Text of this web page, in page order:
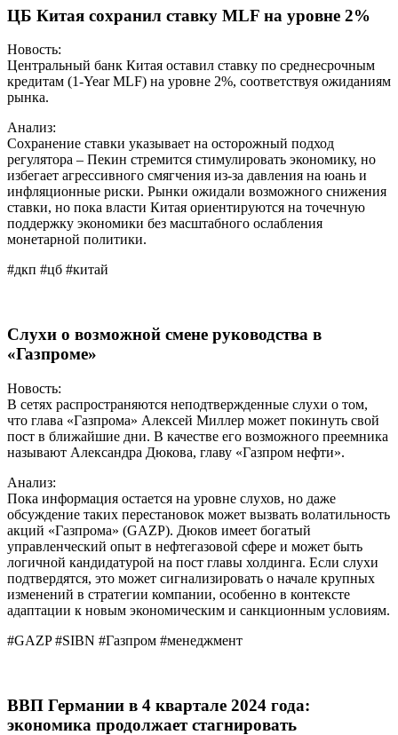
ЦБ Китая сохранил ставку MLF на уровне 2%
Новость:
Центральный банк Китая оставил ставку по среднесрочным
кредитам (1-Year MLF) на уровне 2%, соответствуя ожиданиям
рынка.
Анализ:
Сохранение ставки указывает на осторожный подход
регулятора – Пекин стремится стимулировать экономику, но
избегает агрессивного смягчения из-за давления на юань и
инфляционные риски. Рынки ожидали возможного снижения
ставки, но пока власти Китая ориентируются на точечную
поддержку экономики без масштабного ослабления
монетарной политики.
#дкп #цб #китай
Слухи о возможной смене руководства в
«Газпроме»
Новость:
В сетях распространяются неподтвержденные слухи о том,
что глава «Газпрома» Алексей Миллер может покинуть свой
пост в ближайшие дни. В качестве его возможного преемника
называют Александра Дюкова, главу «Газпром нефти».
Анализ:
Пока информация остается на уровне слухов, но даже
обсуждение таких перестановок может вызвать волатильность
акций «Газпрома» (GAZP). Дюков имеет богатый
управленческий опыт в нефтегазовой сфере и может быть
логичной кандидатурой на пост главы холдинга. Если слухи
подтвердятся, это может сигнализировать о начале крупных
изменений в стратегии компании, особенно в контексте
адаптации к новым экономическим и санкционным условиям.
#GAZP #SIBN #Газпром #менеджмент
ВВП Германии в 4 квартале 2024 года:
экономика продолжает стагнировать